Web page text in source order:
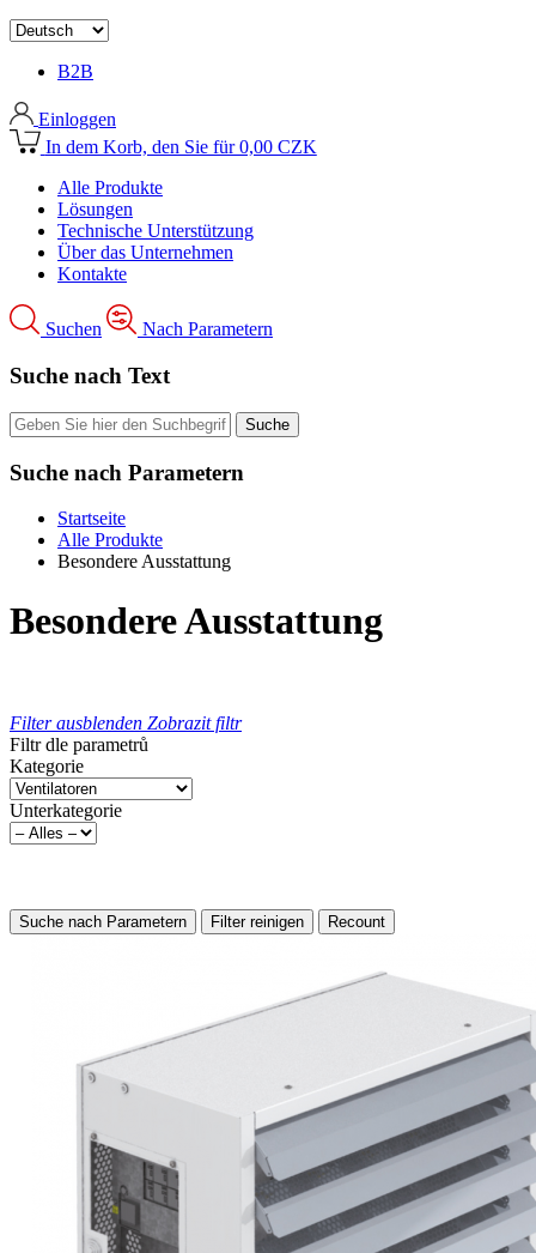
B2B
Einloggen
In dem Korb, den Sie für 0,00 CZK
Alle Produkte
Lösungen
Technische Unterstützung
Über das Unternehmen
Kontakte
Suchen Nach Parametern
Suche nach Text
Suche nach Parametern
Startseite
Alle Produkte
Besondere Ausstattung
Besondere Ausstattung
Filter ausblenden Zobrazit filtr
Filtr dle parametrů
Kategorie
Unterkategorie